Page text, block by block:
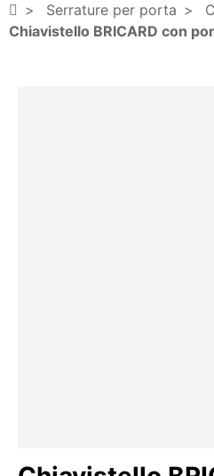
Serrature per porta
Chiavistello BRICARD con